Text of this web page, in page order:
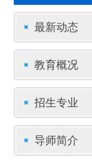
最新动态
教育概况
招生专业
导师简介